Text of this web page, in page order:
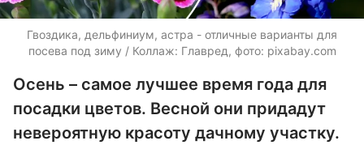
Гвоздика, дельфиниум, астра - отличные варианты для
посева под зиму / Коллаж: Главред, фото: pixabay.com
Осень – самое лучшее время года для
посадки цветов. Весной они придадут
невероятную красоту дачному участку.